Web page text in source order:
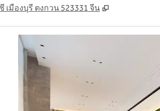
มืองบุรี ตงกวน 523331 จีน ,